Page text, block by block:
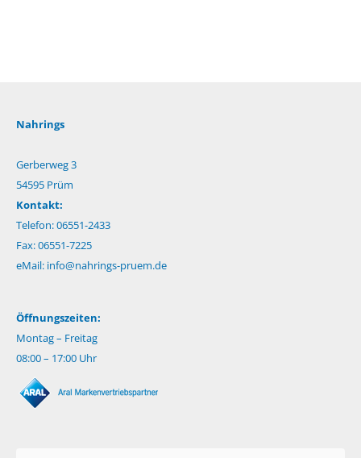
Nahrings
Gerberweg 3
54595 Prüm
Kontakt:
Telefon: 06551-2433
Fax: 06551-7225
eMail: info@nahrings-pruem.de
Öffnungszeiten:
Montag – Freitag
08:00 – 17:00 Uhr